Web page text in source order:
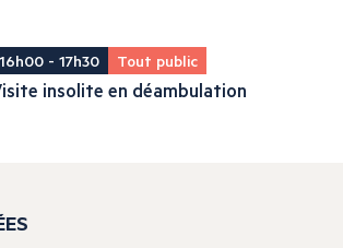
16h00 - 17h30 Tout public
insolite en déambulation